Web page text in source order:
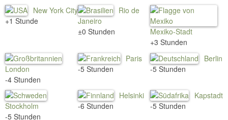
New York City
+1 Stunde
Rio de
Janeiro
±0 Stunden
Mexiko-Stadt
+3 Stunden
London
-4 Stunden
Paris
-5 Stunden
Berlin
-5 Stunden
Stockholm
-5 Stunden
Helsinki
-6 Stunden
Kapstadt
-5 Stunden